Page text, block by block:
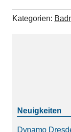
Kategorien:
Dynamo